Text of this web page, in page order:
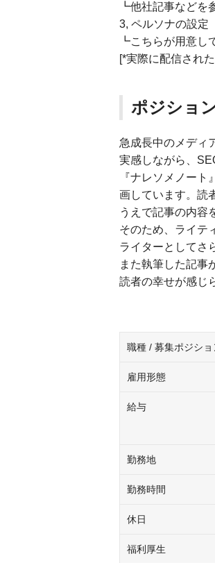
┗他社記事などを
3, ペルソナの設定
┗こちらが用意し
[*実際に配信され
ポジショ
急成長中のメディ
実感しながら、
『ナレソメノー
画しています。読
うえで記事の内容
そのため、ライテ
ライターとしてさ
また執筆した記事
読者の幸せが感じ
職種 / 募集ポジショ
雇用形態
給与
勤務地
勤務時間
休日
福利厚生